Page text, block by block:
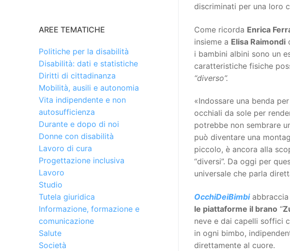
discriminati per una loro
Come ricorda Enrica
insieme a Elisa Raimondi
i bambini albini sono un
caratteristiche fisiche
“diverso”.
«Indossare una benda
occhiali da sole per
potrebbe non sembrare
può diventare una
piccolo, è ancora alla
“diversi”. Da oggi per
universale che parla
OcchiDeiBimbiabbraccia
le piattaforme il brano “
neve e dai capelli soffici
in ogni bimbo,
direttamente al cuore.
AREE TEMATICHE
Politiche per la disabilità
Disabilità: dati e statistiche
Diritti di cittadinanza
Mobilità, ausili e autonomia
Vita indipendente e non
autosufficienza
Durante e dopo di noi
Donne con disabilità
Lavoro di cura
Progettazione inclusiva
Lavoro
Studio
Tutela giuridica
Informazione, formazione e
comunicazione
Salute
Società